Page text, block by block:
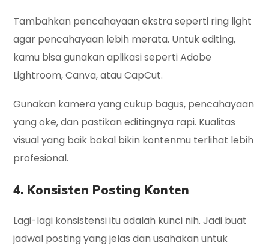
Tambahkan pencahayaan ekstra seperti ring light
agar pencahayaan lebih merata. Untuk editing,
kamu bisa gunakan aplikasi seperti Adobe
Lightroom, Canva, atau CapCut.
Gunakan kamera yang cukup bagus, pencahayaan
yang oke, dan pastikan editingnya rapi. Kualitas
visual yang baik bakal bikin kontenmu terlihat lebih
profesional.
4. Konsisten Posting Konten
Lagi-lagi konsistensi itu adalah kunci nih. Jadi buat
jadwal posting yang jelas dan usahakan untuk